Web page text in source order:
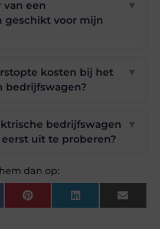
van een
geschikt voor mijn
▼
kosten bij het
bedrijfswagen?
▼
bedrijfswagen
uit te proberen?
▼
dan op:
PinterestLinkedInEmail